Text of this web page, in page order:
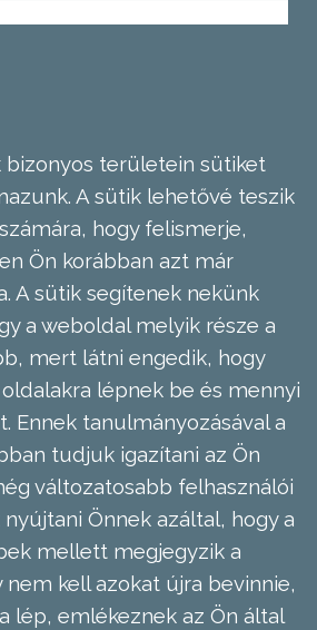
területein sütiket
A sütik lehetővé teszik
hogy felismerje,
Ön korábban azt már
A sütik segítenek nekünk
a weboldal melyik része a
mert látni engedik, hogy
lépnek be és mennyi
Ennek tanulmányozásával a
tudjuk igazítani az Ön
változatosabb felhasználói
Önnek azáltal, hogy a
mellett megjegyzik a
nem kell azokat újra bevinnie,
lép, emlékeznek az Ön által